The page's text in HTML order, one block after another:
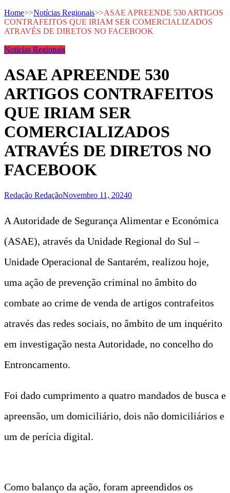
Home>>Notícias Regionais>>ASAE APREENDE 530 ARTIGOS
CONTRAFEITOS QUE IRIAM SER COMERCIALIZADOS
ATRAVÉS DE DIRETOS NO FACEBOOK
Notícias Regionais
ASAE APREENDE 530
ARTIGOS CONTRAFEITOS
QUE IRIAM SER
COMERCIALIZADOS
ATRAVÉS DE DIRETOS NO
FACEBOOK
Redação RedaçãoNovembro 11, 20240
A Autoridade de Segurança Alimentar e Económica
(ASAE), através da Unidade Regional do Sul –
Unidade Operacional de Santarém, realizou hoje,
uma ação de prevenção criminal no âmbito do
combate ao crime de venda de artigos contrafeitos
através das redes sociais, no âmbito de um inquérito
em investigação nesta Autoridade, no concelho do
Entroncamento.
Foi dado cumprimento a quatro mandados de busca e
apreensão, um domiciliário, dois não domiciliários e
um de perícia digital.
Como balanço da ação, foram apreendidos os